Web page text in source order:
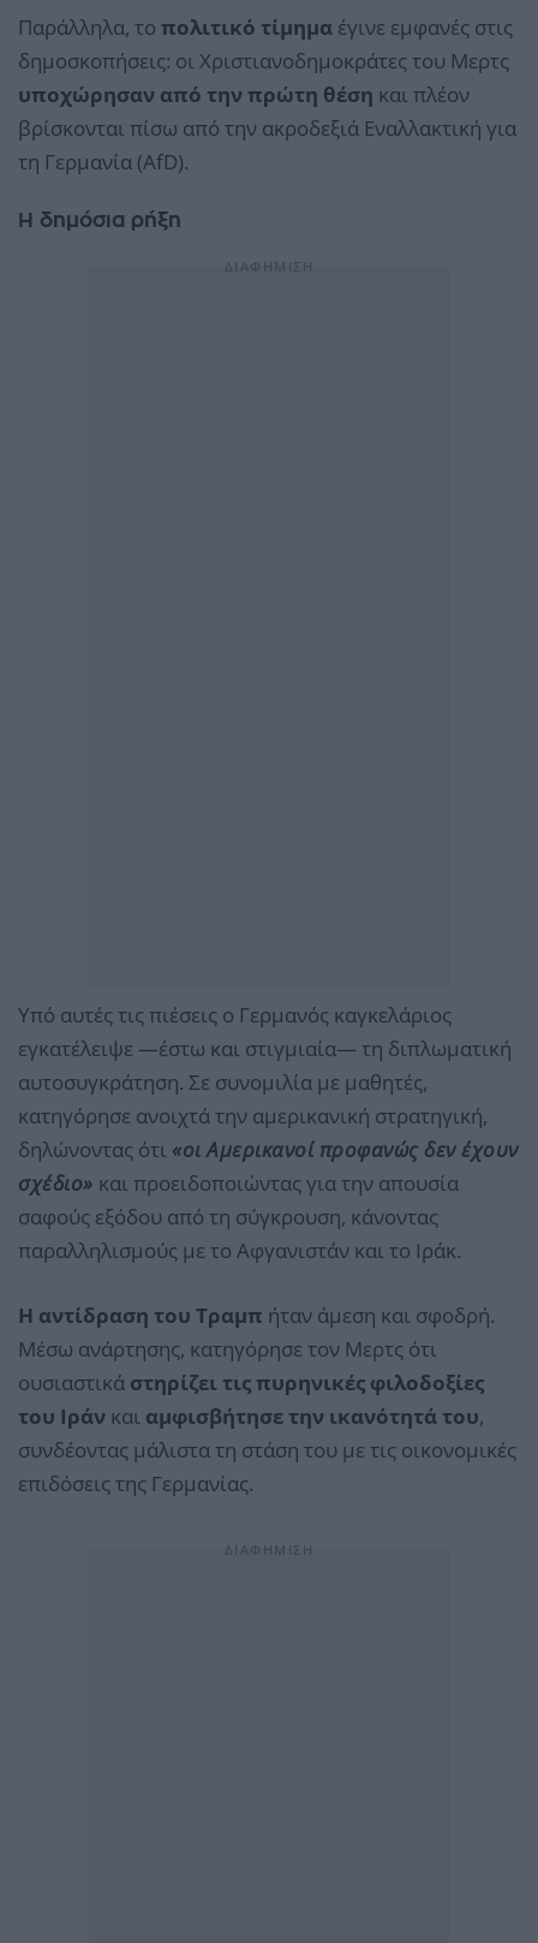
Παράλληλα, το πολιτικό τίμημα έγινε εμφανές στις
δημοσκοπήσεις: οι Χριστιανοδημοκράτες του Μερτς
υποχώρησαν από την πρώτη θέση και πλέον
βρίσκονται πίσω από την ακροδεξιά Εναλλακτική για
τη Γερμανία (AfD).
Η δημόσια ρήξη
Υπό αυτές τις πιέσεις ο Γερμανός καγκελάριος
εγκατέλειψε —έστω και στιγμιαία— τη διπλωματική
αυτοσυγκράτηση. Σε συνομιλία με μαθητές,
κατηγόρησε ανοιχτά την αμερικανική στρατηγική,
δηλώνοντας ότι «οι Αμερικανοί προφανώς δεν έχουν
σχέδιο» και προειδοποιώντας για την απουσία
σαφούς εξόδου από τη σύγκρουση, κάνοντας
παραλληλισμούς με το Αφγανιστάν και το Ιράκ.
Η αντίδραση του Τραμπ ήταν άμεση και σφοδρή.
Μέσω ανάρτησης, κατηγόρησε τον Μερτς ότι
ουσιαστικά στηρίζει τις πυρηνικές φιλοδοξίες
του Ιράν και αμφισβήτησε την ικανότητά του,
συνδέοντας μάλιστα τη στάση του με τις οικονομικές
επιδόσεις της Γερμανίας.